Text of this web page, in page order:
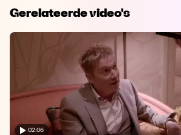
Gerelateerde video's
02:06